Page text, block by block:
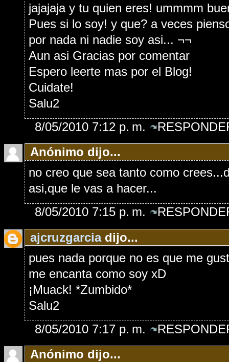
jajajaja y tu quien eres! ummmm
Pues si lo soy! y que? a veces
por nada ni nadie soy asi... ¬¬
Aun asi Gracias por comentar
Espero leerte mas por el Blog!
Cuidate!
Salu2
8/05/2010 7:12 p. m.
Anónimo dijo...
no creo que sea tanto como
asi,que le vas a hacer...
8/05/2010 7:15 p. m.
ajcruzgarciadijo...
pues nada porque no es que me
me encanta como soy xD
¡Muack! *Zumbido*
Salu2
8/05/2010 7:17 p. m.
Anónimo dijo...